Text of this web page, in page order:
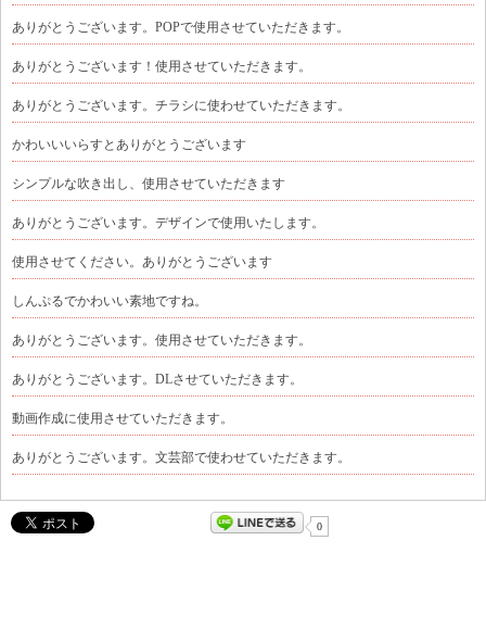
ありがとうございます。POPで使用させていただきます。
ありがとうございます！使用させていただきます。
ありがとうございます。チラシに使わせていただきます。
かわいいいらすとありがとうございます
シンプルな吹き出し、使用させていただきます
ありがとうございます。デザインで使用いたします。
使用させてください。ありがとうございます
しんぷるでかわいい素地ですね。
ありがとうございます。使用させていただきます。
ありがとうございます。DLさせていただきます。
動画作成に使用させていただきます。
ありがとうございます。文芸部で使わせていただきます。
0